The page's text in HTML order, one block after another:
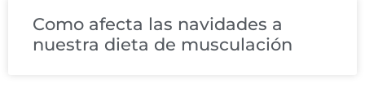
Como afecta las navidades a
nuestra dieta de musculación